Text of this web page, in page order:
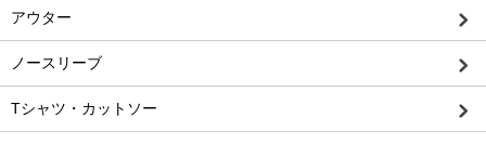
アウター
ノースリーブ
Tシャツ・カットソー